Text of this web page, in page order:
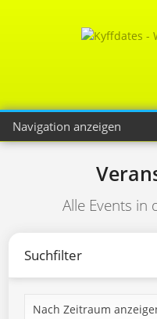
Navigation anzeigen
Alle Events in
Suchfilter
Nach Zeitraum